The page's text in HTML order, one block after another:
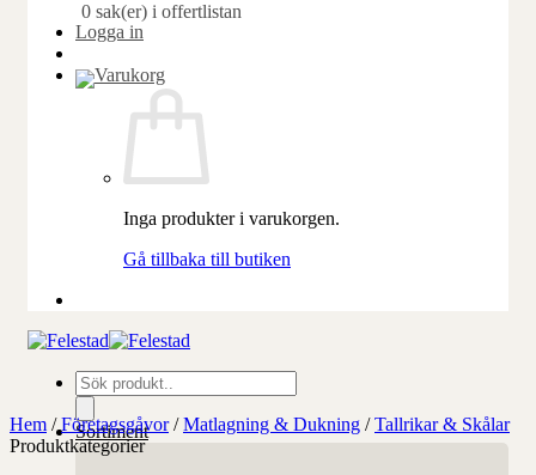
0 sak(er) i offertlistan
Logga in
Inga produkter i varukorgen.
Gå tillbaka till butiken
Produktsökning
Sortiment
Hem / Företagsgåvor / Matlagning & Dukning / Tallrikar & Skålar
Produktkategorier